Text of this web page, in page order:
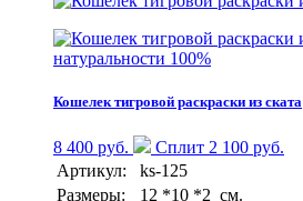
натуральности 100%
Кошелек тигровой раскраски из ската
8 400 руб.
Сплит 2 100 руб.
Артикул:
ks-125
Размеры:
12 *10 *2 см.